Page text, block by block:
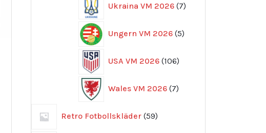
Ukraina VM 2026 7
produkter
Ungern VM 2026 5
produkter
USA VM 2026 106
produkter
Wales VM 2026 7
produkter
Retro Fotbollskläder 59
produkter